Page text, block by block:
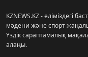
KZNEWS.KZ - еліміздегі
мәдени және спорт
Үздік сараптамалық
алаңы.